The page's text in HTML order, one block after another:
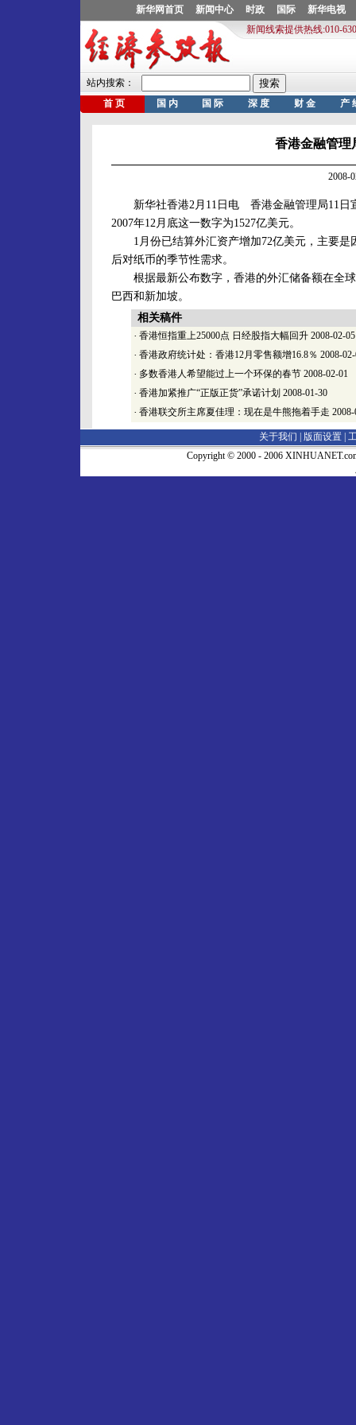
香港金融管理
2008-
新华社香港2月11日电 香港金融管理局11日宣
2007年12月底这一数字为1527亿美元。
1月份已结算外汇资产增加72亿美元，主要是
后对纸币的季节性需求。
根据最新公布数字，香港的外汇储备额在全球
巴西和新加坡。
相关稿件
· 香港恒指重上25000点 日经股指大幅回升 2008-02-05
· 香港政府统计处：香港12月零售额增16.8％ 2008-
· 多数香港人希望能过上一个环保的春节 2008-02-01
· 香港加紧推广“正版正货”承诺计划 2008-01-30
· 香港联交所主席夏佳理：现在是牛熊拖着手走
关于我们 | 版面设置
Copyright © 2000 - 2006